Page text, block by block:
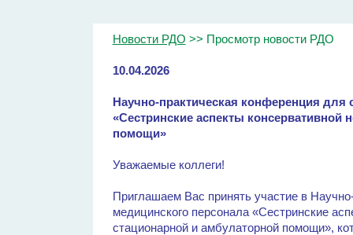
Новости РДО >> Просмотр новости РДО
10.04.2026
Научно-практическая конференция для
«Сестринские аспекты консервативной
помощи»
Уважаемые коллеги!
Приглашаем Вас принять участие в
медицинского персонала «Сестринские
стационарной и амбулаторной помощи»,